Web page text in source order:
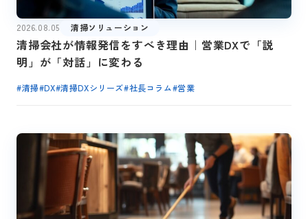
2026.08.05 清掃ソリューション
清掃会社が情報発信をすべき理由｜営業DXで「説
明」が「対話」に変わる
#清掃#DX#清掃DXシリーズ#社長コラム#営業